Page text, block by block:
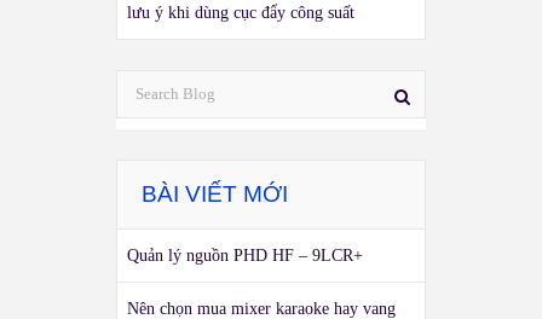
lưu ý khi dùng cục đẩy công suất
BÀI VIẾT MỚI
Quản lý nguồn PHD HF – 9LCR+
Nên chọn mua mixer karaoke hay vang